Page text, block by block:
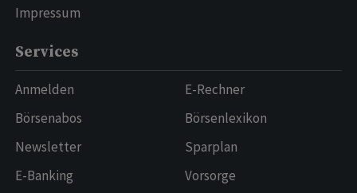
Impressum
Services
Anmelden
Börsenabos
Newsletter
E-Banking
E-Rechner
Börsenlexikon
Sparplan
Vorsorge